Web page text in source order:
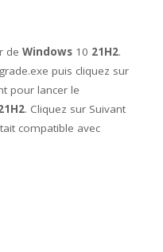
de Windows 10 21H2.
puis cliquez sur
pour lancer le
. Cliquez sur Suivant
compatible avec